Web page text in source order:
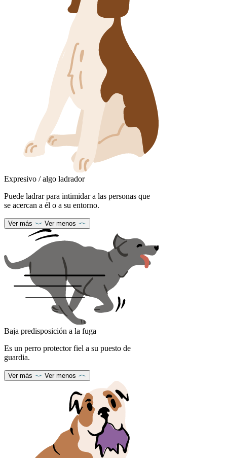
Expresivo / algo ladrador
Puede ladrar para intimidar a las personas que
se acercan a él o a su entorno.
Ver más Ver menos
Baja predisposición a la fuga
Es un perro protector fiel a su puesto de
guardia.
Ver más Ver menos